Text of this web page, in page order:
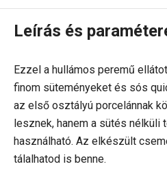
Leírás és
Ezzel a hullámos peremű
finom süteményeket és sós
az első osztályú porcelánnak
lesznek, hanem a sütés nélküli
használható. Az elkészült
tálalhatod is benne.